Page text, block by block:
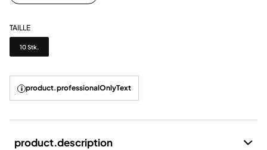
TAILLE
Taille
10 Stk.
product.professionalOnlyText
product.description